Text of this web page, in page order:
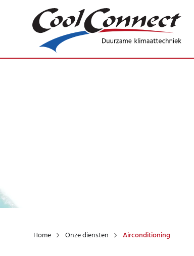
Home Onze diensten Airconditioning